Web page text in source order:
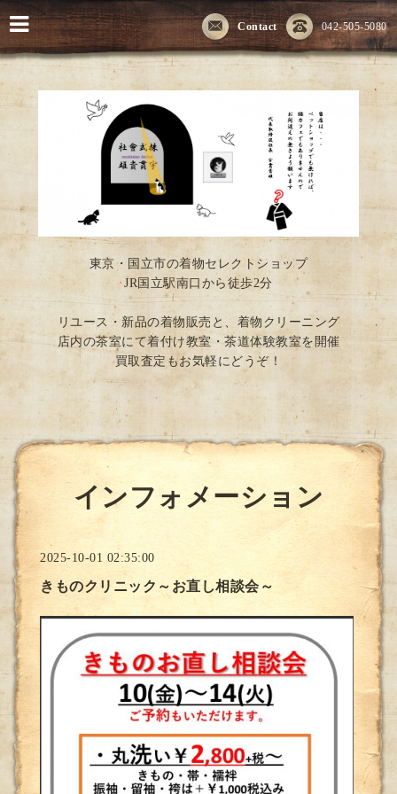
042-505-5080
Contact
東京・国立市の着物セレクトショップ
JR国立駅南口から徒歩2分
リユース・新品の着物販売と、着物クリーニング
店内の茶室にて着付け教室・茶道体験教室を開催
買取査定もお気軽にどうぞ！
インフォメーション
2025-10-01 02:35:00
きものクリニック～お直し相談会～